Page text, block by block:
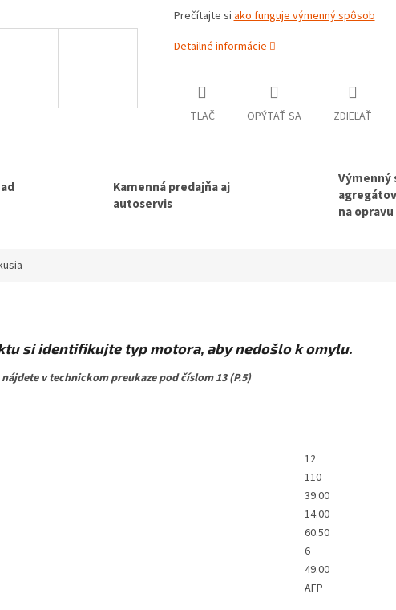
Prečítajte siako funguje výmenný spôsob
Detailné informácie
TLAČ OPÝTAŤ SA ZDIEĽAŤ
Kamenná predajňa aj
autoservis
Výmenný
na opravu
si identifikujte typ motora, aby nedošlo k omylu.
v technickom preukaze pod číslom 13 (P.5)
12
110
39.00
14.00
60.50
6
49.00
AFP